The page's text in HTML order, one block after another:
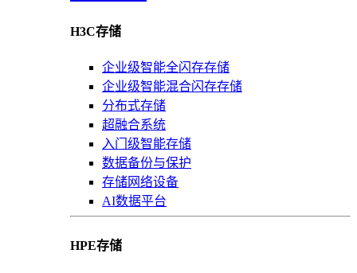
H3C存储
企业级智能全闪存存储
企业级智能混合闪存存储
分布式存储
超融合系统
入门级智能存储
数据备份与保护
存储网络设备
AI数据平台
HPE存储